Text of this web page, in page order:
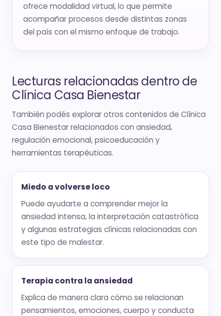
ofrece modalidad virtual, lo que permite
acompañar procesos desde distintas zonas
del país con el mismo enfoque de trabajo.
Lecturas relacionadas dentro de
Clínica Casa Bienestar
También podés explorar otros contenidos de Clínica
Casa Bienestar relacionados con ansiedad,
regulación emocional, psicoeducación y
herramientas terapéuticas.
Miedo a volverse loco
Puede ayudarte a comprender mejor la
ansiedad intensa, la interpretación catastrófica
y algunas estrategias clínicas relacionadas con
este tipo de malestar.
Terapia contra la ansiedad
Explica de manera clara cómo se relacionan
pensamientos, emociones, cuerpo y conducta